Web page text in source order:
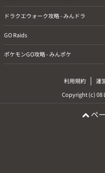
ドラクエウォーク攻略 - みんドラ
GO Raids
ポケモンGO攻略 - みんポケ
利用規約 | 運
Copyright (c) 08
ペ